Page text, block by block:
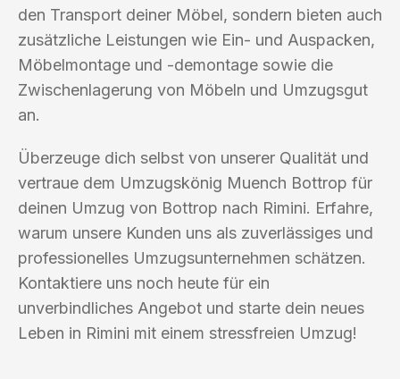
den Transport deiner Möbel, sondern bieten auch
zusätzliche Leistungen wie Ein- und Auspacken,
Möbelmontage und -demontage sowie die
Zwischenlagerung von Möbeln und Umzugsgut
an.
Überzeuge dich selbst von unserer Qualität und
vertraue dem Umzugskönig Muench Bottrop für
deinen Umzug von Bottrop nach Rimini. Erfahre,
warum unsere Kunden uns als zuverlässiges und
professionelles Umzugsunternehmen schätzen.
Kontaktiere uns noch heute für ein
unverbindliches Angebot und starte dein neues
Leben in Rimini mit einem stressfreien Umzug!